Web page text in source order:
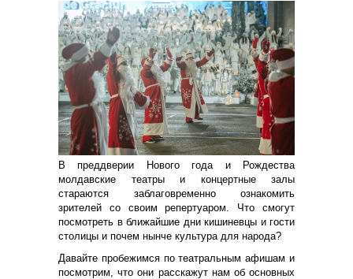
В преддверии Нового года и Рождества
молдавские театры и концертные залы
стараются заблаговременно ознакомить
зрителей со своим репертуаром. Что смогут
посмотреть в ближайшие дни кишиневцы и гости
столицы и почем нынче культура для народа?
Давайте пробежимся по театральным афишам и
посмотрим, что они расскажут нам об основных